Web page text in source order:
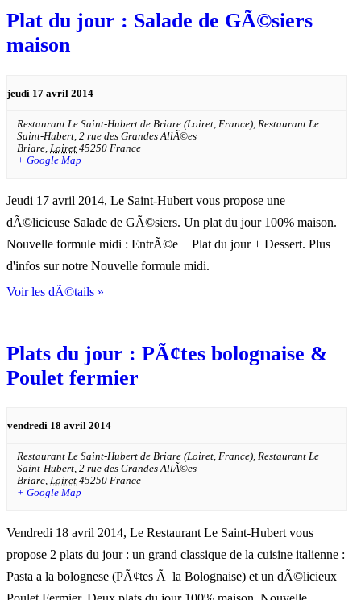
Ã‰vÃ¨nements
Plat du jour : Salade de GÃ©siers
maison
jeudi 17 avril 2014
Restaurant Le Saint-Hubert de Briare (Loiret, France), Restaurant Le
Saint-Hubert, 2 rue des Grandes AllÃ©es
Briare Loiret 45250 France
+ Google Map
Jeudi 17 avril 2014, Le Saint-Hubert vous propose une
dÃ©licieuse Salade de GÃ©siers. Un plat du jour 100% maison.
Nouvelle formule midi : EntrÃ©e + Plat du jour + Dessert. Plus
d'infos sur notre Nouvelle formule midi.
Voir les dÃ©tails »
Plats du jour : PÃ¢tes bolognaise &
Poulet fermier
vendredi 18 avril 2014
Restaurant Le Saint-Hubert de Briare (Loiret, France), Restaurant Le
Saint-Hubert, 2 rue des Grandes AllÃ©es
Briare, Loiret 45250 France
+ Google Map
Vendredi 18 avril 2014, Le Restaurant Le Saint-Hubert vous
propose 2 plats du jour : un grand classique de la cuisine italienne :
Pasta a la bolognese (PÃ¢tes Ã la Bolognaise) et un dÃ©licieux